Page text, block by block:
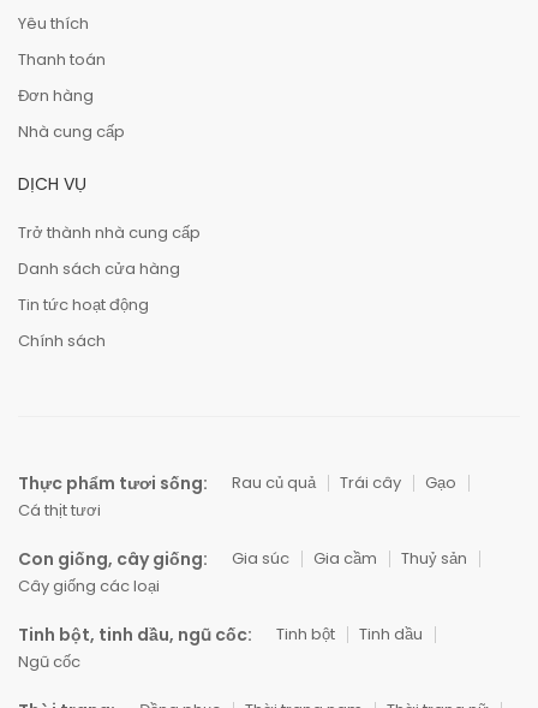
Yêu thích
Thanh toán
Đơn hàng
Nhà cung cấp
DỊCH VỤ
Trở thành nhà cung cấp
Danh sách cửa hàng
Tin tức hoạt động
Chính sách
Thực phẩm tươi sống: Rau củ quả Trái cây
Gạo
Cá thịt tươi
Con giống, cây giống: Gia súc Gia cầm
Thuỷ sản
Cây giống các loại
Tinh bột, tinh dầu, ngũ cốc: Tinh bột
Tinh dầu
Ngũ cốc